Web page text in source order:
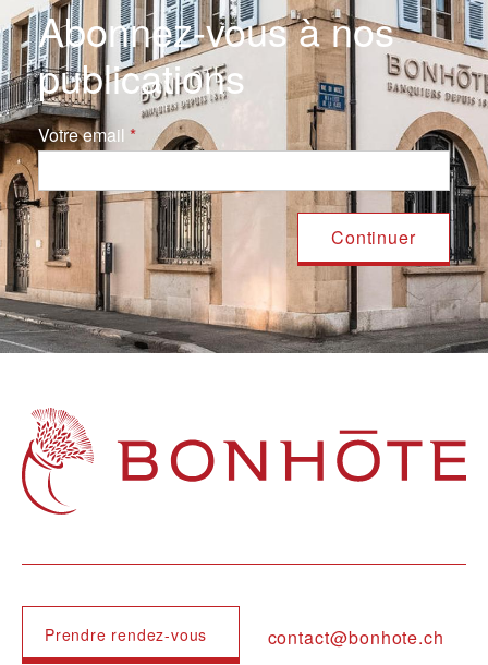
Abonnez-vous à nos
publications
Votre email
Navigation principale
Prendre rendez-vous
contact@bonhote.ch